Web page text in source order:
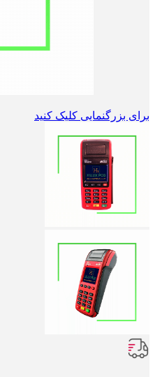
برای بزرگنمایی کلیک کنید